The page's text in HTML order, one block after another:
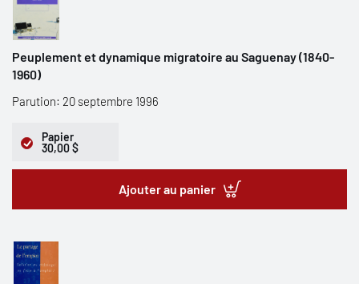
Peuplement et dynamique migratoire au Saguenay (1840-
1960)
Parution: 20 septembre 1996
Papier
30,00 $
Ajouter au panier